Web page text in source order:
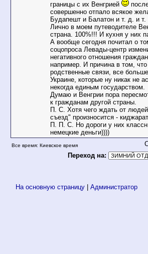
границы с их Венгрией
совершенно отпало всякое
Будапешт и Балатон и т. д. и т.
Лично в моем путеводителе
страна. 100%!!! И кухня у них
А вообще сегодня почитал о
соцопроса Левады-центр
негативного отношения
например. И причина в том,
родственные связи, все
Украине, которые ну никак не
некогда единым государством.
Думаю и Венгрии пора
к гражданам другой страны.
П. С. Хотя чего ждать от
съезд" произносится -
П. П. С. Но дороги у них
немецкие деньги))))
Все время: Киевское время
Переход на:
На основную страницу Администратор